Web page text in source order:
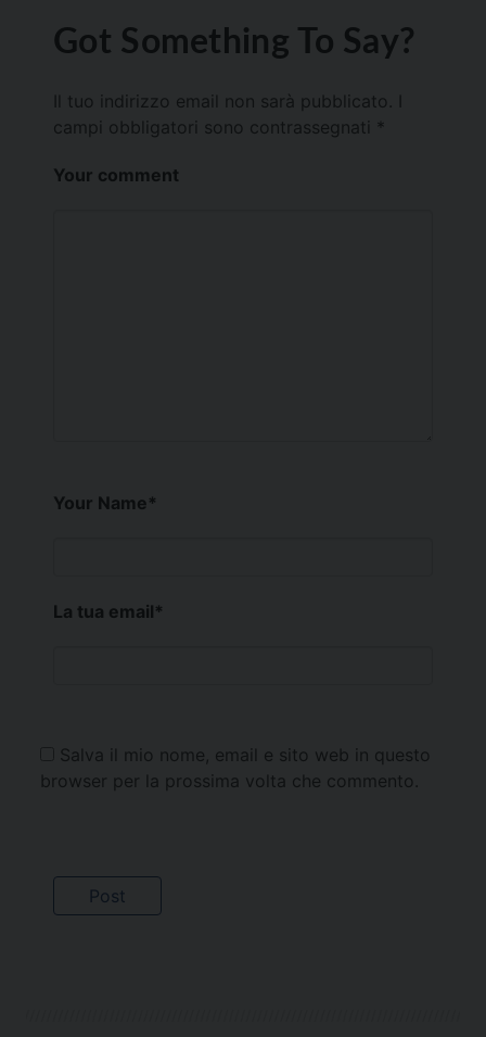
Got Something To Say?
Il tuo indirizzo email non sarà pubblicato.
campi obbligatori sono contrassegnati *
Your comment
Your Name*
La tua email*
Salva il mio nome, email e sito web in questo
browser per la prossima volta che commento.